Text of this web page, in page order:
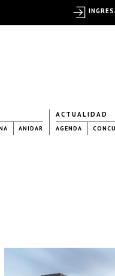
ANIDAR
ACTUALIDAD
AGENDA